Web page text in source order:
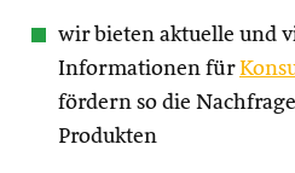
wir bieten aktuelle und
Informationen für
fördern so die
Produkten